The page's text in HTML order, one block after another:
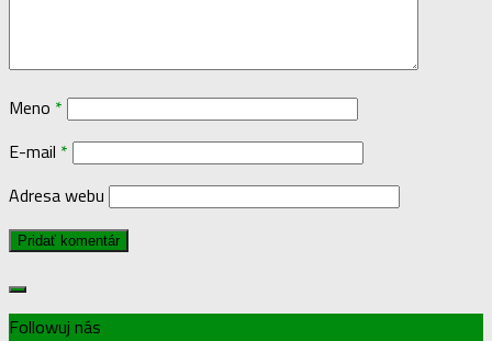
Meno *
E-mail *
Adresa webu
Followuj nás